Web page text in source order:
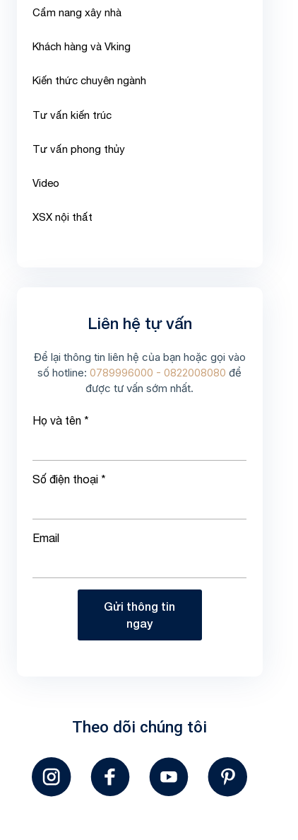
Cẩm nang xây nhà
Khách hàng và Vking
Kiến thức chuyên ngành
Tư vấn kiến trúc
Tư vấn phong thủy
Video
XSX nội thất
Liên hệ tự vấn
Để lại thông tin liên hệ của bạn hoặc gọi vào
số hotline:0789996000 - 0822008080để
được tư vấn sớm nhất.
Họ và tên *
Số điện thoại *
Email
Gửi thông tin
ngay
Theo dõi chúng tôi